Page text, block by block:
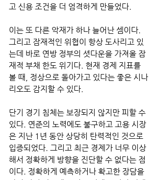
고 신용 조건을 더 엄격하게 만들었다.
이는 또 다른 악재가 하나 늘어난 셈이다.
그리고 잠재적인 위협이 항상 도사리고 있
는데 바로 연방 정부의 셧다운을 가져올 잠
재적 부채 한도 위기다. 현재 경제 지표를
볼 때, 정상으로 돌아가고 있다는 좋은 시나
리오도 감지할 수 있다.
단기 경기 침체는 보장되지 않지만 피할 수
있다. 연준의 노력에도 불구하고 고용 시장
은 지난 1년 동안 상당히 탄력적인 것으로
입증되었다. 그리고 최근 경제가 너무 이상
해서 정확하게 방향을 진단할 수 없다는 점
이다. 정확하게 예측하거나 확고한 장담을